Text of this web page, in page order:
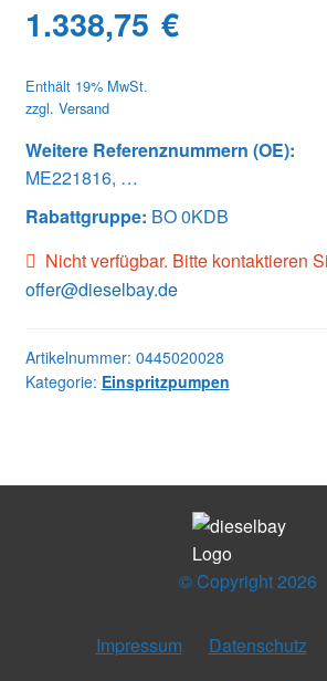
1.338,75 €
Enthält 19% MwSt.
zzgl. Versand
Weitere Referenznummern (OE):
ME221816, …
Rabattgruppe: BO 0KDB
Nicht verfügbar. Bitte kontaktieren
offer@dieselbay.de
Artikelnummer: 0445020028
Kategorie: Einspritzpumpen
© Copyright 2026
Impressum Datenschutz